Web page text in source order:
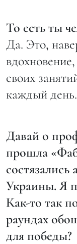
То есть ты
Да. Это,
своих
каждый день.
Давай о
прошла
Украины. Я
Как-то так
раундах
для победы?